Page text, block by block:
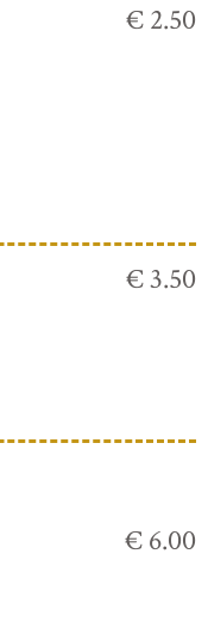
€ 2.50
€ 3.50
€ 6.00